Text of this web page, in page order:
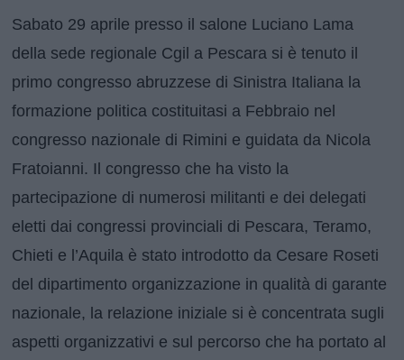
Sabato 29 aprile presso il salone Luciano Lama
della sede regionale Cgil a Pescara si è tenuto il
primo congresso abruzzese di Sinistra Italiana la
formazione politica costituitasi a Febbraio nel
congresso nazionale di Rimini e guidata da Nicola
Fratoianni. Il congresso che ha visto la
partecipazione di numerosi militanti e dei delegati
eletti dai congressi provinciali di Pescara, Teramo,
Chieti e l’Aquila è stato introdotto da Cesare Roseti
del dipartimento organizzazione in qualità di garante
nazionale, la relazione iniziale si è concentrata sugli
aspetti organizzativi e sul percorso che ha portato al